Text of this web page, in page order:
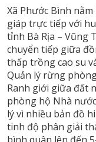
Xã Phước Bình
giáp trực tiếp với
tỉnh Bà Rịa – Vũng
chuyển tiếp giữa
thấp trồng cao su
Quản lý rừng
Ranh giới giữa đất
phòng hộ Nhà
lý vì nhiều bản đồ
tinh độ phân giải